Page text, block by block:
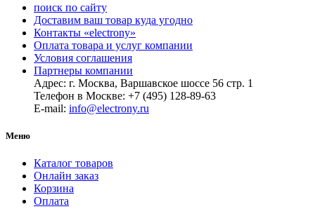
поиск по сайту
Доставим ваш товар куда угодно
Контакты «electrony»
Оплата товара и услуг компании
Условия соглашения
Партнеры компании
Адрес: г. Москва, Варшавское шоссе 56 стр. 1
Телефон в Москве: +7 (495) 128-89-63
E-mail: info@electrony.ru
Меню
Каталог товаров
Онлайн заказ
Корзина
Оплата